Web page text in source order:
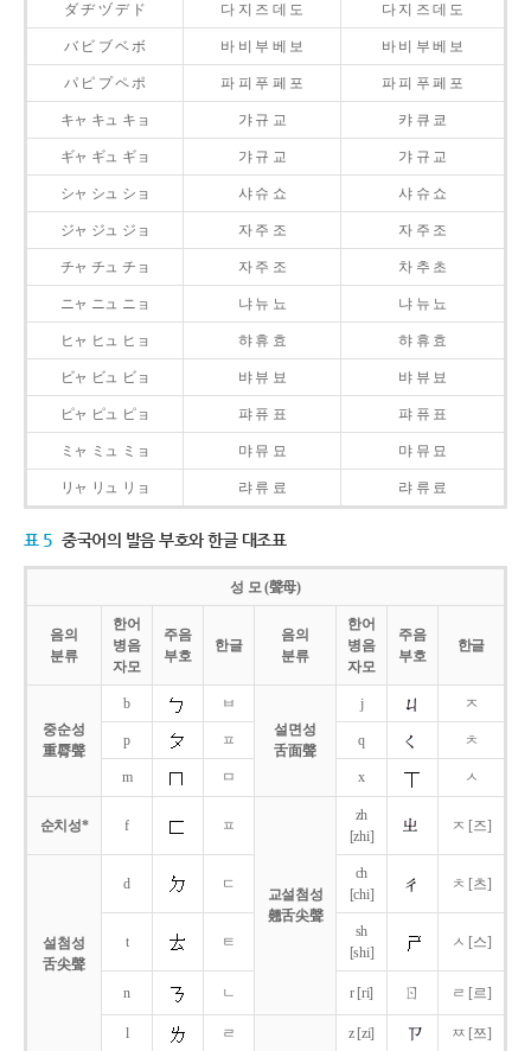
ダ ヂ ヅ デ ド 다 지 즈 데 도 다 지 즈 데 도
バ ビ ブ ベ ボ 바 비 부 베 보 바 비 부 베 보
パ ピ プ ペ ポ 파 피 푸 페 포 파 피 푸 페 포
キャ キュ キョ 갸 규 교 캬 큐 쿄
ギャ ギュ ギョ 갸 규 교 갸 규 교
シャ シュ ショ 샤 슈 쇼 샤 슈 쇼
ジャ ジュ ジョ 자 주 조 자 주 조
チャ チュ チョ 자 주 조 차 추 초
ニャ ニュ ニョ 냐 뉴 뇨 냐 뉴 뇨
ヒャ ヒュ ヒョ 햐 휴 효 햐 휴 효
ビャ ビュ ビョ 뱌 뷰 뵤 뱌 뷰 뵤
ピャ ピュ ピョ 퍄 퓨 표 퍄 퓨 표
ミャ ミュ ミョ 먀 뮤 묘 먀 뮤 묘
リャ リュ リョ 랴 류 료 랴 류 료
표 5 중국어의 발음 부호와 한글 대조표
성 모 (聲母)
음의
분류
한어
병음
자모
주음
부호
한글
음의
분류
한어
병음
자모
주음
부호
한글
중순성
重脣聲
b
ㅂ
설면성
舌面聲
j ㅈ
p ㅍ q ㅊ
m ㅁ x ㅅ
순치성* f ㅍ
교설첨성
翹舌尖聲
zh
[zhi]
ㅈ [즈]
설첨성
舌尖聲
d ㄷ
ch
[chi]
ㅊ [츠]
t ㅌ
sh
[shi]
ㅅ [스]
n ㄴ r [ri] ㄖ ㄹ [르]
l
ㄹ
z [zi] ㅉ [쯔]